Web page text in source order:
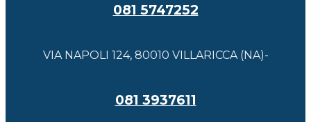
081 5747252
VIA NAPOLI 124, 80010 VILLARICCA (NA)-
081 3937611